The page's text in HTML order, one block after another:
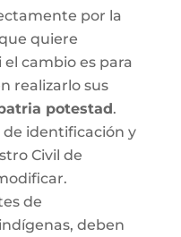
por la
quiere
cambio es para
realizarlo sus
potestad.
identificación y
Civil de
de
deben